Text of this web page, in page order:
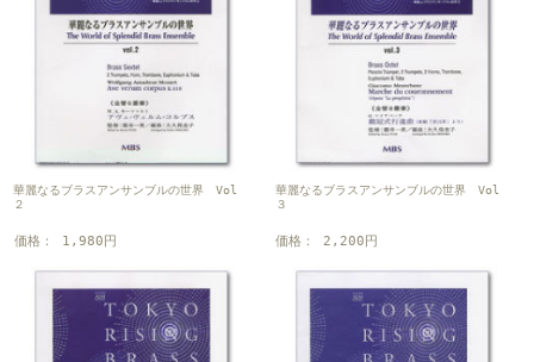
華麗なるブラスアンサンブルの世界 Vol
２
価格： 1,980円
華麗なるブラスアンサンブルの世界 Vol
３
価格： 2,200円